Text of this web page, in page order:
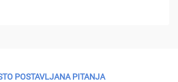
POSTAVLJANA PITANJA